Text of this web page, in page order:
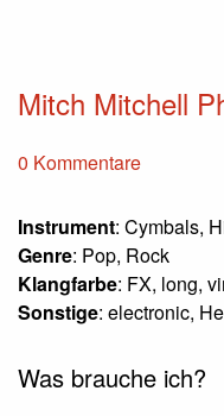
Mitch Mitchell
0 Kommentare
Instrument: Cymbals,
Genre: Pop, Rock
Klangfarbe: FX, long,
Sonstige: electronic,
Was brauche ich?